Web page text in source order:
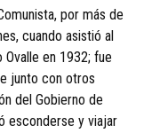
por más de
cuando asistió al
en 1932; fue
junto con otros
del Gobierno de
esconderse y viajar